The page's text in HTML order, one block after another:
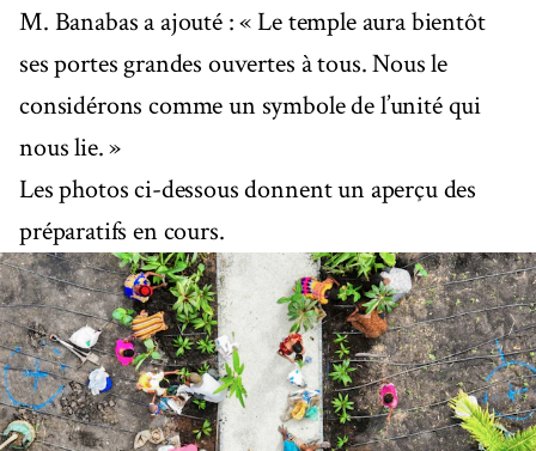
M. Banabas a ajouté : « Le temple aura bientôt
ses portes grandes ouvertes à tous. Nous le
considérons comme un symbole de l’unité qui
nous lie. »
Les photos ci-dessous donnent un aperçu des
préparatifs en cours.